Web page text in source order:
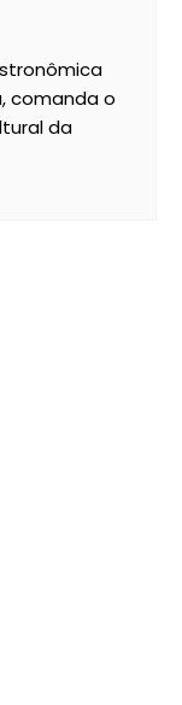
comanda o
da